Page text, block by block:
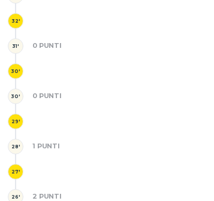
32'
31' 0 PUNTI
30'
30' 0 PUNTI
29'
28' 1 PUNTI
27'
26' 2 PUNTI